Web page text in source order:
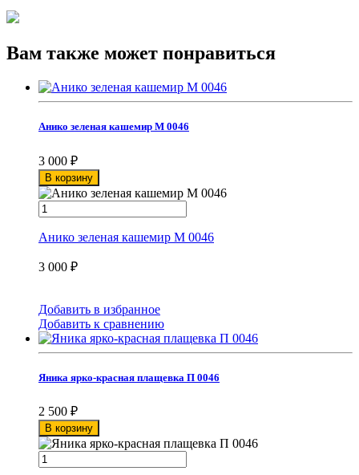
Вам также может понравиться
Анико зеленая кашемир М 0046
3 000 ₽
В корзину
Анико зеленая кашемир М 0046
3 000 ₽
Добавить в избранное
Добавить к сравнению
Яника ярко-красная плащевка П 0046
2 500 ₽
В корзину